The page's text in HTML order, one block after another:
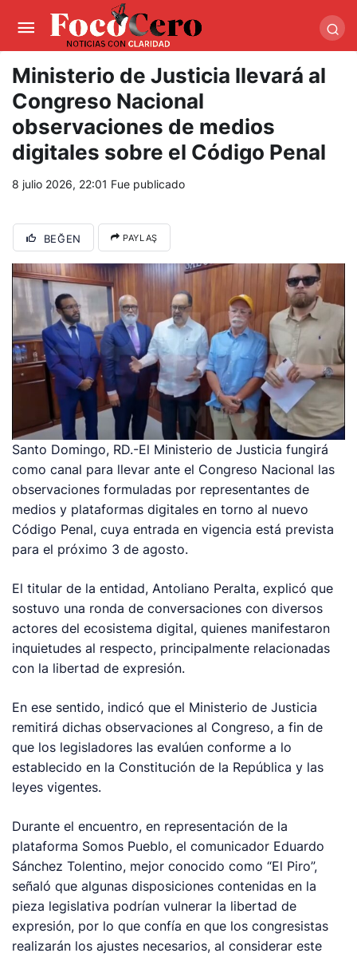
trwin giriş
masterbetting-palacebet1.com-
tlcasino giriş-betandyou-vbett34.com betovis34.net-
skyloftsbet
Ministerio de Justicia llevará al
Congreso Nacional
observaciones de medios
digitales sobre el Código Penal
8 julio 2026, 22:01 Fue publicado
BEĞEN PAYLAŞ
Santo Domingo, RD.-El Ministerio de Justicia fungirá
como canal para llevar ante el Congreso Nacional las
observaciones formuladas por representantes de
medios y plataformas digitales en torno al nuevo
Código Penal, cuya entrada en vigencia está prevista
para el próximo 3 de agosto.
El titular de la entidad, Antoliano Peralta, explicó que
sostuvo una ronda de conversaciones con diversos
actores del ecosistema digital, quienes manifestaron
inquietudes al respecto, principalmente relacionadas
con la libertad de expresión.
En ese sentido, indicó que el Ministerio de Justicia
remitirá dichas observaciones al Congreso, a fin de
que los legisladores las evalúen conforme a lo
establecido en la Constitución de la República y las
leyes vigentes.
Durante el encuentro, en representación de la
plataforma Somos Pueblo, el comunicador Eduardo
Sánchez Tolentino, mejor conocido como “El Piro”,
señaló que algunas disposiciones contenidas en la
pieza legislativa podrían vulnerar la libertad de
expresión, por lo que confía en que los congresistas
realizarán los ajustes necesarios, al considerar este